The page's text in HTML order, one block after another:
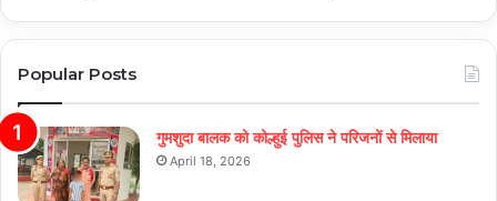
Popular Posts
गुमशुदा बालक को कोल्हुई पुलिस ने परिजनों से मिलाया
April 18, 2026